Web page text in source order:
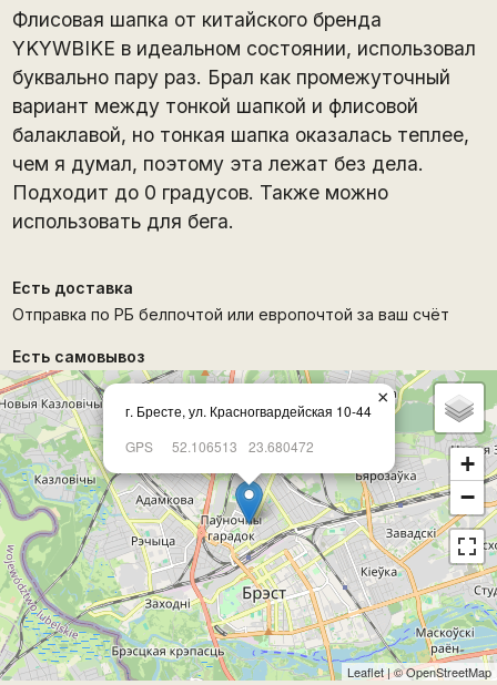
Флисовая шапка от китайского бренда
YKYWBIKE в идеальном состоянии, использовал
буквально пару раз. Брал как промежуточный
вариант между тонкой шапкой и флисовой
балаклавой, но тонкая шапка оказалась теплее,
чем я думал, поэтому эта лежат без дела.
Подходит до 0 градусов. Также можно
использовать для бега.
Есть доставка
Отправка по РБ белпочтой или европочтой за ваш счёт
Есть самовывоз
г. Бресте, ул. Красногвардейская 10-44
GPS
52.106513 23.680472
×
+
−
Leaflet| ©OpenStreetMap